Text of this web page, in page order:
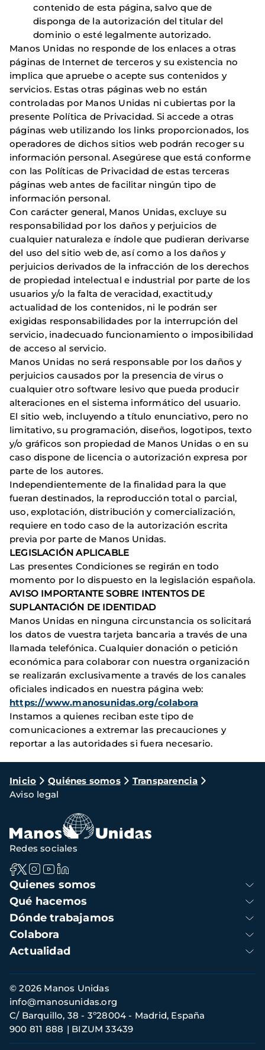
contenido de esta página, salvo que de
disponga de la autorización del titular del
dominio o esté legalmente autorizado.
Manos Unidas no responde de los enlaces a otras
páginas de Internet de terceros y su existencia no
implica que apruebe o acepte sus contenidos y
servicios. Estas otras páginas web no están
controladas por Manos Unidas ni cubiertas por la
presente Política de Privacidad. Si accede a otras
páginas web utilizando los links proporcionados, los
operadores de dichos sitios web podrán recoger su
información personal. Asegúrese que está conforme
con las Políticas de Privacidad de estas terceras
páginas web antes de facilitar ningún tipo de
información personal.
Con carácter general, Manos Unidas, excluye su
responsabilidad por los daños y perjuicios de
cualquier naturaleza e índole que pudieran derivarse
del uso del sitio web de, así como a los daños y
perjuicios derivados de la infracción de los derechos
de propiedad intelectual e industrial por parte de los
usuarios y/o la falta de veracidad, exactitud,y
actualidad de los contenidos, ni le podrán ser
exigidas responsabilidades por la interrupción del
servicio, inadecuado funcionamiento o imposibilidad
de acceso al servicio.
Manos Unidas no será responsable por los daños y
perjuicios causados por la presencia de virus o
cualquier otro software lesivo que pueda producir
alteraciones en el sistema informático del usuario.
El sitio web, incluyendo a título enunciativo, pero no
limitativo, su programación, diseños, logotipos, texto
y/o gráficos son propiedad de Manos Unidas o en su
caso dispone de licencia o autorización expresa por
parte de los autores.
Independientemente de la finalidad para la que
fueran destinados, la reproducción total o parcial,
uso, explotación, distribución y comercialización,
requiere en todo caso de la autorización escrita
previa por parte de Manos Unidas.
LEGISLACIÓN APLICABLE
Las presentes Condiciones se regirán en todo
momento por lo dispuesto en la legislación española.
AVISO IMPORTANTE SOBRE INTENTOS DE
SUPLANTACIÓN DE IDENTIDAD
Manos Unidas en ninguna circunstancia os solicitará
los datos de vuestra tarjeta bancaria a través de una
llamada telefónica. Cualquier donación o petición
económica para colaborar con nuestra organización
se realizarán exclusivamente a través de los canales
oficiales indicados en nuestra página web:
https://www.manosunidas.org/colabora
Instamos a quienes reciban este tipo de
comunicaciones a extremar las precauciones y
reportar a las autoridades si fuera necesario.
Ruta
de
navegación
Inicio Quiénes somos
Transparencia
Aviso legal
Navegación
principal
Quienes somos
Qué hacemos
Dónde trabajamos
Colabora
Actualidad
Redes sociales
Información
de
contacto
© 2026 Manos Unidas
C/ Barquillo, 38 - 3º28004 - Madrid, España
900 811 888
BIZUM 33439
info@manosunidas.org